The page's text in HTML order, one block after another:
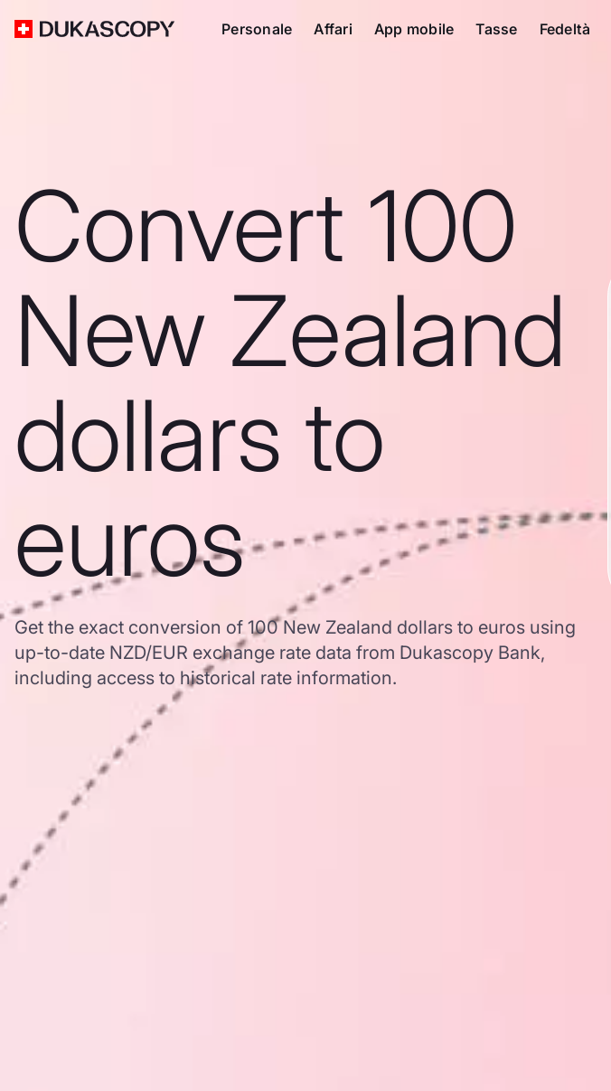
Personale Affari App mobile Tasse Fedeltà
Convert 100
New Zealand
dollars to
euros
Get the exact conversion of 100 New Zealand dollars to euros using
up-to-date NZD/EUR exchange rate data from Dukascopy Bank,
including access to historical rate information.